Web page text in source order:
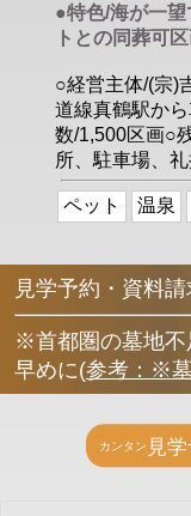
●特色/海が一
トとの同葬可区
○経営主体/(宗)
道線真鶴駅か
数/1,500区画○
所、駐車場、
ペット 温泉
見学予約・資料請
※首都圏の墓地不
早めに(参考：※